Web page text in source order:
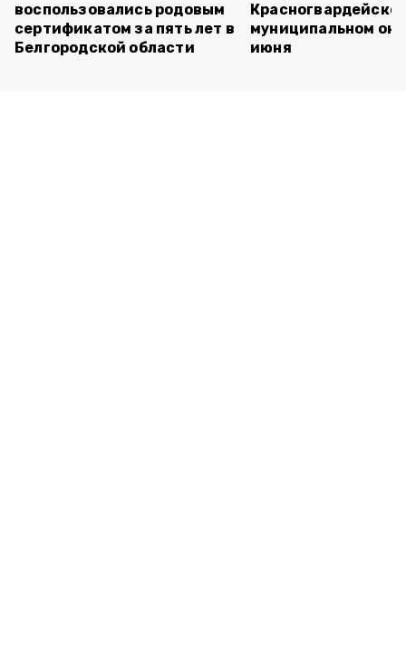
воспользовались родовым
сертификатом за пять лет в
Белгородской области
муниципальном
июня